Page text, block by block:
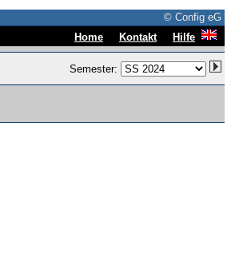
© Config eG
Home Kontakt Hilfe
Semester: